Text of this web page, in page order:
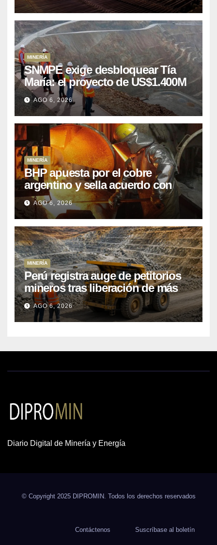
MINERÍA
SNMPE exige desbloquear Tía
María: el proyecto de US$1.400M
que Perú lleva 15 años
posponiendo
AGO 6, 2026
MINERÍA
BHP apuesta por el cobre
argentino y sella acuerdo con
Kobrea para siete proyecto
AGO 6, 2026
MINERÍA
Perú registra auge de petitorios
mineros tras liberación de más
de mil concesiones para explorar
cobre y oro
AGO 6, 2026
Diario Digital de Minería y Energía
© Copyright 2025 DIPROMIN. Todos los derechos reservados
Contáctenos Suscríbase al boletín